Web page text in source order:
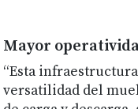
Mayor
“Esta
versatilidad del